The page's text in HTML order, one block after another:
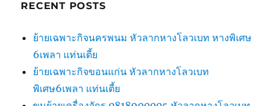
RECENT POSTS
ย้ายเฉพาะกิจนครพนม หัวลากหางโลวเบท หางพิเศษ
6เพลา แท่นเตี้ย
ย้ายเฉพาะกิจขอนแก่น หัวลากหางโลวเบท
พิเศษ6เพลา แท่นเตี้ย